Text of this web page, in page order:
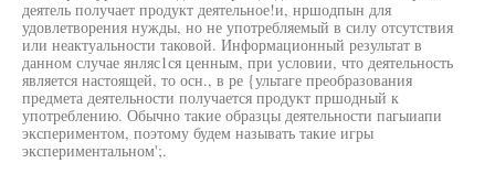
деятель получает продукт деятельное!и, нршодпын для
удовлетворения нужды, но не употребляемый в силу отсутствия
или неактуальности таковой. Информационный результат в
данном случае янляс1ся ценным, при условии, что деятельность
является настоящей, то осн., в ре {ультаге преобразования
предмета деятельности получается продукт пршодный к
употреблению. Обычно такие образцы деятельности пагыиапи
экспериментом, поэтому будем называть такие игры
экспериментальном';.